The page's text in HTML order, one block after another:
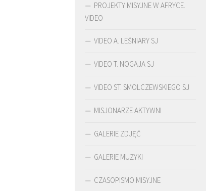
PROJEKTY MISYJNE W AFRYCE.
VIDEO
VIDEO A. LEŚNIARY SJ
VIDEO T. NOGAJA SJ
VIDEO ST. SMOLCZEWSKIEGO SJ
MISJONARZE AKTYWNI
GALERIE ZDJĘĆ
GALERIE MUZYKI
CZASOPISMO MISYJNE